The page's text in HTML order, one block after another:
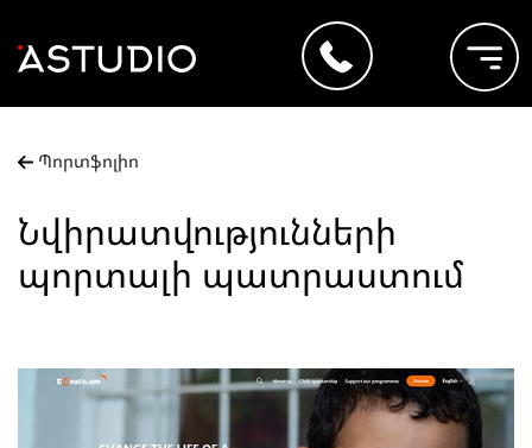
Պորտֆոլիո
Նվիրատվությունների
պորտալի պատրաստում